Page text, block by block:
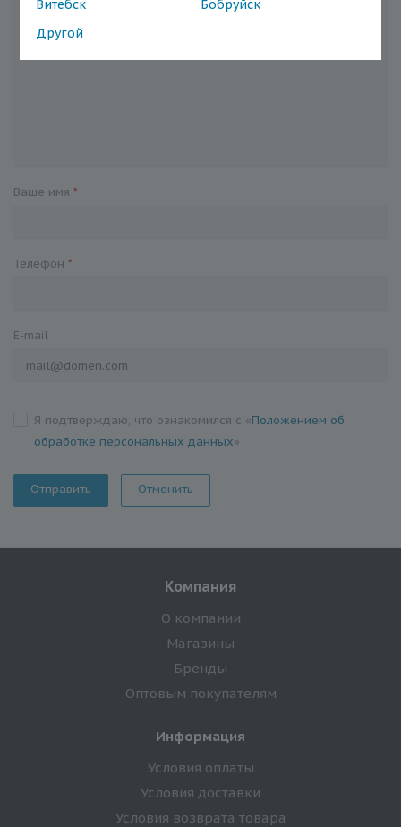
Витебск
Бобруйск
Другой
Ваше имя *
Телефон *
E-mail
Я подтверждаю, что ознакомился с «Положением об
обработке персональных данных»
Отменить
Компания
О компании
Магазины
Бренды
Оптовым покупателям
Информация
Условия оплаты
Условия доставки
Условия возврата товара